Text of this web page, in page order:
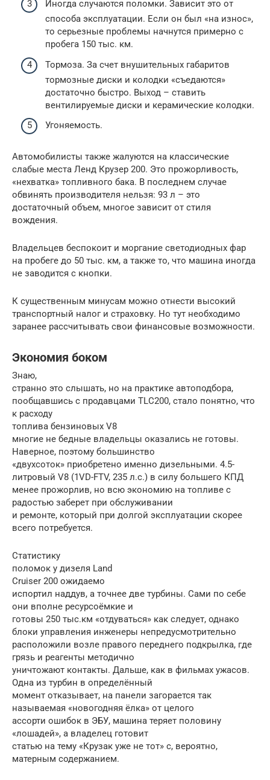
Иногда случаются поломки. Зависит это от
способа эксплуатации. Если он был «на износ»,
то серьезные проблемы начнутся примерно с
пробега 150 тыс. км.
Тормоза. За счет внушительных габаритов
тормозные диски и колодки «съедаются»
достаточно быстро. Выход – ставить
вентилируемые диски и керамические колодки.
Угоняемость.
Автомобилисты также жалуются на классические
слабые места Ленд Крузер 200. Это прожорливость,
«нехватка» топливного бака. В последнем случае
обвинять производителя нельзя: 93 л – это
достаточный объем, многое зависит от стиля
вождения.
Владельцев беспокоит и моргание светодиодных фар
на пробеге до 50 тыс. км, а также то, что машина иногда
не заводится с кнопки.
К существенным минусам можно отнести высокий
транспортный налог и страховку. Но тут необходимо
заранее рассчитывать свои финансовые возможности.
Экономия боком
Знаю,
странно это слышать, но на практике автоподбора,
пообщавшись с продавцами TLC200, стало понятно, что
к расходу
топлива бензиновых V8
многие не бедные владельцы оказались не готовы.
Наверное, поэтому большинство
«двухсоток» приобретено именно дизельными. 4.5-
литровый V8 (1VD-FTV, 235 л.с.) в силу большего КПД
менее прожорлив, но всю экономию на топливе с
радостью заберет при обслуживании
и ремонте, который при долгой эксплуатации скорее
всего потребуется.
Статистику
поломок у дизеля Land
Cruiser 200 ожидаемо
испортил наддув, а точнее две турбины. Сами по себе
они вполне ресурсоёмкие и
готовы 250 тыс.км «отдуваться» как следует, однако
блоки управления инженеры непредусмотрительно
расположили возле правого переднего подкрылка, где
грязь и реагенты методично
уничтожают контакты. Дальше, как в фильмах ужасов.
Одна из турбин в определённый
момент отказывает, на панели загорается так
называемая «новогодняя ёлка» от целого
ассорти ошибок в ЭБУ, машина теряет половину
«лошадей», а владелец готовит
статью на тему «Крузак уже не тот» с, вероятно,
матерным содержанием.